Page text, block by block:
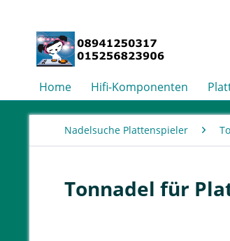
Home Hifi-Komponenten
Nadelsuche Plattenspieler
Tonnadel für